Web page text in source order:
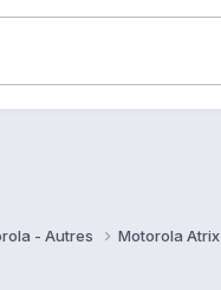
- Autres Motorola Atrix